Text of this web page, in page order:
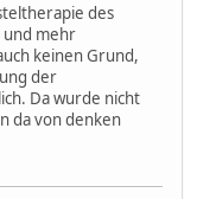
des
und mehr
keinen Grund,
der
Da wurde nicht
da von denken